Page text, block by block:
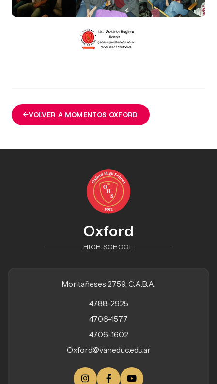
VOLVER A MOMENTOS OXFORD
Oxford
HIGH SCHOOL
Montañeses 2759, C.A.B.A.
4788-2925
4706-1577
4706-1602
Oxford@vaneduc.edu.ar